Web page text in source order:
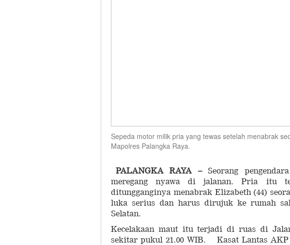
Sepeda motor milik pria yang tewas setelah menabrak
Mapolres Palangka Raya.
PALANGKA RAYA –Seorang
meregang nyawa di jalanan. Pria itu
ditungganginya menabrak Elizabeth (44)
luka serius dan harus dirujuk ke rumah
Selatan.
Kecelakaan maut itu terjadi di ruas di
sekitar pukul 21.00 WIB. Kasat Lantas AKP